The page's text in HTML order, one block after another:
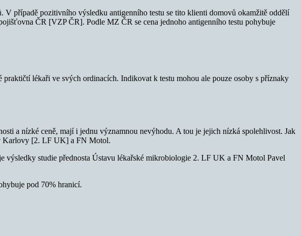
případě pozitivního výsledku antigenního testu se tito klienti domovů okamžitě oddělí
ČR [VZP ČR]. Podle MZ ČR se cena jednoho antigenního testu pohybuje
lékaři ve svých ordinacích. Indikovat k testu mohou ale pouze osoby s příznaky
a nízké ceně, mají i jednu významnou nevýhodu. A tou je jejich nízká spolehlivost. Jak
Karlovy [2. LF UK] a FN Motol.
výsledky studie přednosta Ústavu lékařské mikrobiologie 2. LF UK a FN Motol Pavel
pod 70% hranicí.